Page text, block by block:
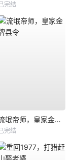
完结
流氓帝师，皇家金牌县令
完结